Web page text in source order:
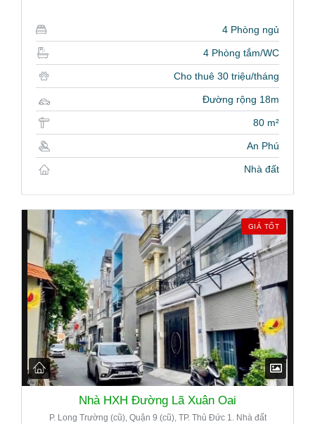
4 Phòng ngủ
4 Phòng tắm/WC
Cho thuê 30 triệu/tháng
Đường rộng 18m
80 m²
An Phú
Nhà đất
GIÁ TỐT
Nhà HXH Đường Lã Xuân Oai
P. Long Trường (cũ), Quận 9 (cũ), TP. Thủ Đức 1. Nhà đất